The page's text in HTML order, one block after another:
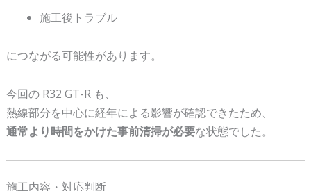
施工後トラブル
につながる可能性があります。
今回の R32 GT-R も、
熱線部分を中心に経年による影響が確認できたため、
通常より時間をかけた事前清掃が必要な状態でした。
施工内容・対応判断